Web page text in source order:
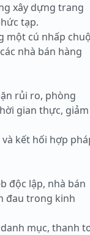
xây dựng trang
tạp.
một cú nhấp
nhà bán hàng
rủi ro, phòng
gian thực, giảm
kết hối hợp
độc lập, nhà bán
đau trong kinh
mục, thanh